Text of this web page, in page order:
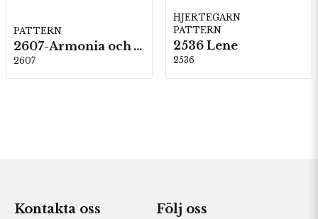
PATTERN
2607-Armonia och Alpaca 400
2607
HJERTEGARN
PATTERN
2536 Lene
2536
Kontakta oss Följ oss